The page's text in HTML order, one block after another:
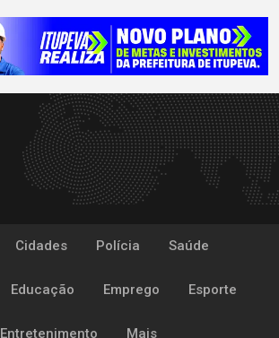
Cidades Polícia Saúde
Educação Emprego Esporte
Entretenimento Mais